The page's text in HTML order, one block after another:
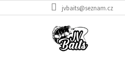
na
jvbaits@seznam.cz